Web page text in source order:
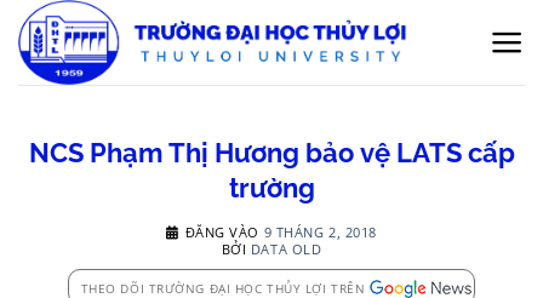
qua
nội
NCS Phạm Thị Hương bảo vệ LATS cấp
trường
ĐĂNG VÀO 9 THÁNG 2, 2018
BỞI DATA OLD
THEO DÕI TRƯỜNG ĐẠI HỌC THỦY LỢI TRÊN